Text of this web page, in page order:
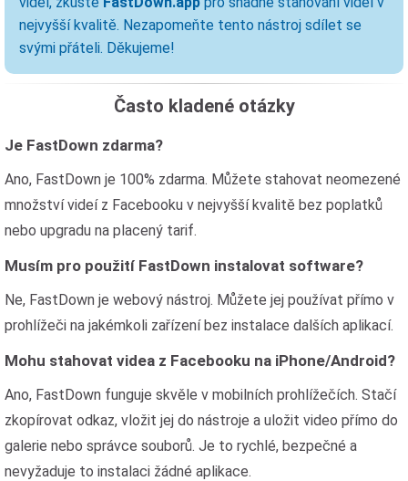
nejvyšší kvalitě. Nezapomeňte tento nástroj sdílet se
svými přáteli. Děkujeme!
Často kladené otázky
Je FastDown zdarma?
Ano, FastDown je 100% zdarma. Můžete stahovat neomezené
množství videí z Facebooku v nejvyšší kvalitě bez poplatků
nebo upgradu na placený tarif.
Musím pro použití FastDown instalovat software?
Ne, FastDown je webový nástroj. Můžete jej používat přímo v
prohlížeči na jakémkoli zařízení bez instalace dalších aplikací.
Mohu stahovat videa z Facebooku na iPhone/Android?
Ano, FastDown funguje skvěle v mobilních prohlížečích. Stačí
zkopírovat odkaz, vložit jej do nástroje a uložit video přímo do
galerie nebo správce souborů. Je to rychlé, bezpečné a
nevyžaduje to instalaci žádné aplikace.